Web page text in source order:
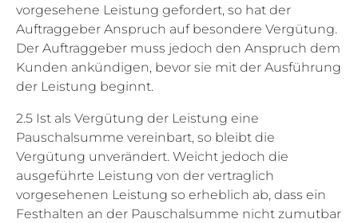
vorgesehene Leistung gefordert, so hat der
Auftraggeber Anspruch auf besondere Vergütung.
Der Auftraggeber muss jedoch den Anspruch dem
Kunden ankündigen, bevor sie mit der Ausführung
der Leistung beginnt.
2.5 Ist als Vergütung der Leistung eine
Pauschalsumme vereinbart, so bleibt die
Vergütung unverändert. Weicht jedoch die
ausgeführte Leistung von der vertraglich
vorgesehenen Leistung so erheblich ab, dass ein
Festhalten an der Pauschalsumme nicht zumutbar